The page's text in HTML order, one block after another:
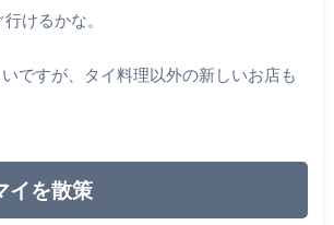
けるかな。
ですが、タイ料理以外の新しいお店も
イを散策